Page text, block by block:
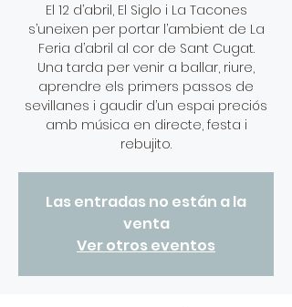
El 12 d’abril, El Siglo i La Tacones
s’uneixen per portar l’ambient de La
Feria d’abril al cor de Sant Cugat.
Una tarda per venir a ballar, riure,
aprendre els primers passos de
sevillanes i gaudir d’un espai preciós
amb música en directe, festa i
rebujito.
Las entradas no están a la
venta
Ver otros eventos